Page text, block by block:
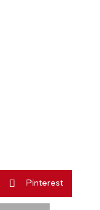
 Pinterest